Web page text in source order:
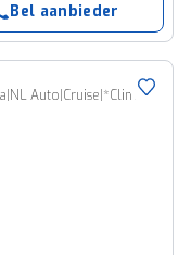
Bel aanbieder
Auto|Cruise|*Climate*